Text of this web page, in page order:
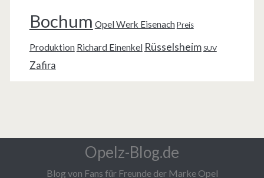
Bochum Opel Werk Eisenach Preis
Produktion Richard Einenkel Rüsselsheim SUV
Zafira
Opelz-Blog.de
Blog von Fans für Freunde der Marke Opel